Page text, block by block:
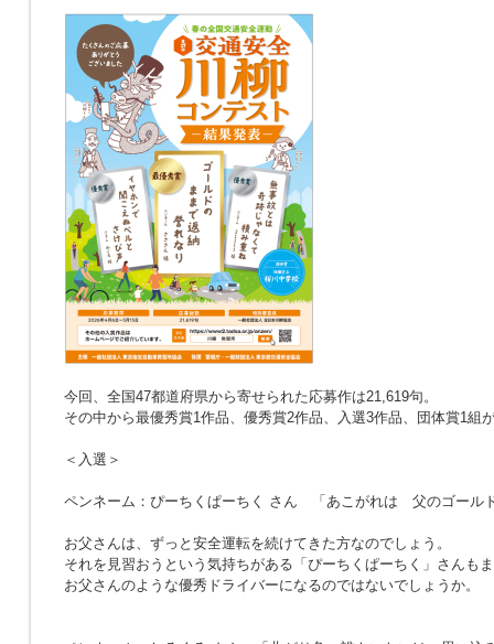
今回、全国47都道府県から寄せられた応募作は21,619句。
その中から最優秀賞1作品、優秀賞2作品、入選3作品、団体賞1組
＜入選＞
ペンネーム：ぴーちくぱーちく さん 「あこがれは 父のゴール
お父さんは、ずっと安全運転を続けてきた方なのでしょう。
それを見習おうという気持ちがある「ぴーちくぱーちく」さんも
お父さんのような優秀ドライバーになるのではないでしょうか。